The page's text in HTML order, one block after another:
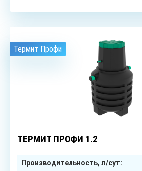
Термит Профи
ТЕРМИТ ПРОФИ 1.2
Производительность, л/сут: